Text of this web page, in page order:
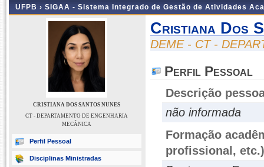
UFPB › SIGAA - Sistema Integrado de Gestão de Atividades
CRISTIANA DOS SANTOS NUNES
CT - DEPARTAMENTO DE ENGENHARIA
MECÂNICA
Perfil Pessoal
Disciplinas Ministradas
Cristiana Dos
DEME - CT -
Perfil Pessoal
Descrição
não informada
Formação
profissional, etc.)